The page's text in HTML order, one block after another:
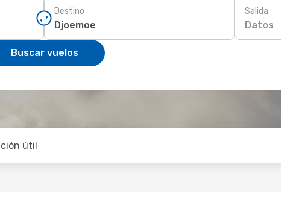
Destino Salida
Datos
Buscar vuelos
útil